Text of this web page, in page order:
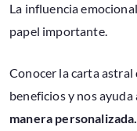
La influencia
papel importante.
Conocer la carta
beneficios y nos
manera personalizada.